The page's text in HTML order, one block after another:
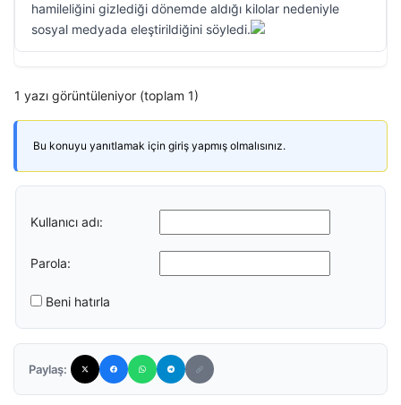
hamileliğini gizlediği dönemde aldığı kilolar nedeniyle
sosyal medyada eleştirildiğini söyledi.
1 yazı görüntüleniyor (toplam 1)
Bu konuyu yanıtlamak için giriş yapmış olmalısınız.
Kullanıcı adı:
Parola:
Beni hatırla
Paylaş: